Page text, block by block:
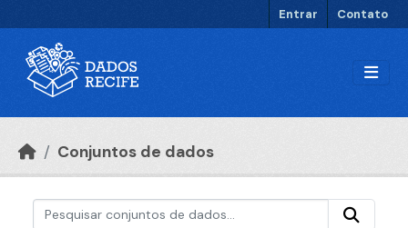
Entrar Contato
Conjuntos de dados